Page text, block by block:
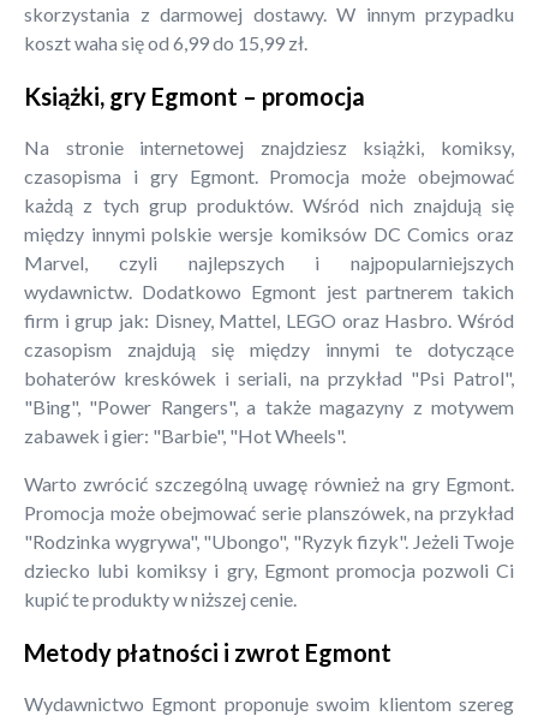
skorzystania z darmowej dostawy. W innym przypadku
koszt waha się od 6,99 do 15,99 zł.
Książki, gry Egmont – promocja
Na stronie internetowej znajdziesz książki, komiksy,
czasopisma i gry Egmont. Promocja może obejmować
każdą z tych grup produktów. Wśród nich znajdują się
między innymi polskie wersje komiksów DC Comics oraz
Marvel, czyli najlepszych i najpopularniejszych
wydawnictw. Dodatkowo Egmont jest partnerem takich
firm i grup jak: Disney, Mattel, LEGO oraz Hasbro. Wśród
czasopism znajdują się między innymi te dotyczące
bohaterów kreskówek i seriali, na przykład "Psi Patrol",
"Bing", "Power Rangers", a także magazyny z motywem
zabawek i gier: "Barbie", "Hot Wheels".
Warto zwrócić szczególną uwagę również na gry Egmont.
Promocja może obejmować serie planszówek, na przykład
"Rodzinka wygrywa", "Ubongo", "Ryzyk fizyk". Jeżeli Twoje
dziecko lubi komiksy i gry, Egmont promocja pozwoli Ci
kupić te produkty w niższej cenie.
Metody płatności i zwrot Egmont
Wydawnictwo Egmont proponuje swoim klientom szereg